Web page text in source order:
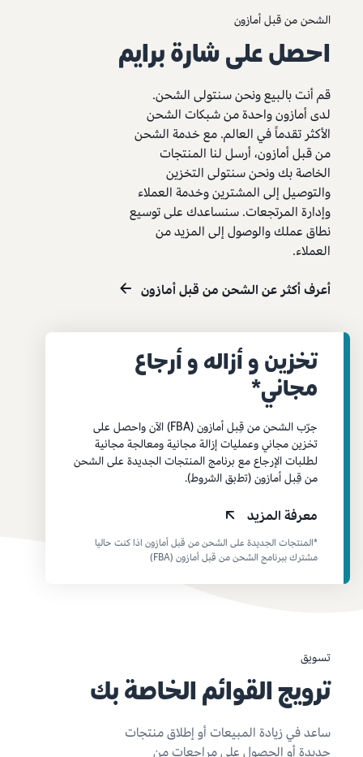
الشحن من قبل أمازون
احصل على شارة برايم
قم أنت بالبيع ونحن سنتولى الشحن.
لدى أمازون واحدة من شبكات الشحن
الأكثر تقدماً في العالم. مع خدمة الشحن
من قبل أمازون، أرسل لنا المنتجات
الخاصة بك ونحن سنتولى التخزين
والتوصيل إلى المشترين وخدمة العملاء
وإدارة المرتجعات. سنساعدك على توسيع
نطاق عملك والوصول إلى المزيد من
العملاء.
أعرف أكثر عن الشحن من قبل أمازون
تخزين و أزاله و أرجاع
مجاني*
جرّب الشحن من قِبل أمازون (FBA) الآن واحصل على
تخزين مجاني وعمليات إزالة مجانية ومعالجة مجانية
لطلبات الإرجاع مع برنامج المنتجات الجديدة على الشحن
من قِبل أمازون (ﺗﻁﺑﻖ ﺍﻟﺷﺭﻭﻁ).
معرفة المزيد
*المنتجات الجديدة على الشحن من قبل أمازون اذا كنت حاليا
مشترك ببرنامج الشحن من قبل أمازون (FBA)
تسويق
ترويج القوائم الخاصة بك
ساعد في زيادة المبيعات أو إطلاق منتجات
جديدة أو الحصول على مراجعات من